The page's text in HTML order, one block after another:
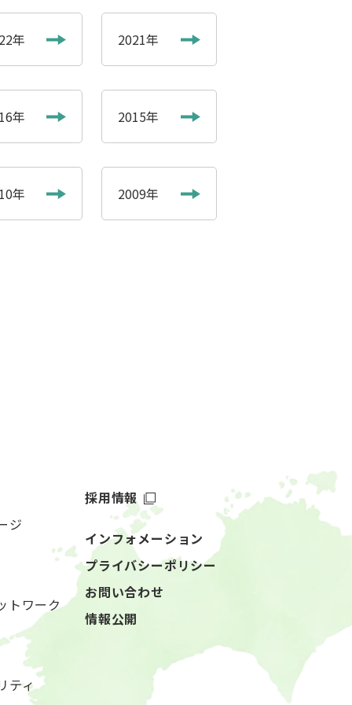
年 2021年
年 2015年
年 2009年
ジ
トワーク
ティ
採用情報
インフォメーション
プライバシーポリシー
お問い合わせ
情報公開